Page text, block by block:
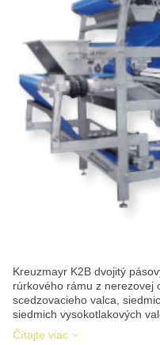
Kreuzmayr K2B dvojitý
rúrkového rámu z nerezovej
scedzovacieho valca,
siedmich vysokotlakových
Čítajte viac